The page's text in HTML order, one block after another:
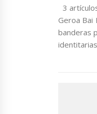
3
Geroa
banderas